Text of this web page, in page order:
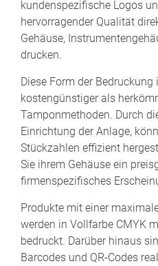
kundenspezifische Logos
hervorragender Qualität
Gehäuse,
drucken.
Diese Form der
kostengünstiger als
Tamponmethoden. Durch
Einrichtung der Anlage,
Stückzahlen effizient
Sie ihrem Gehäuse ein
firmenspezifisches
Produkte mit einer
werden in Vollfarbe CMYK
bedruckt. Darüber hinaus
Barcodes und QR-Codes